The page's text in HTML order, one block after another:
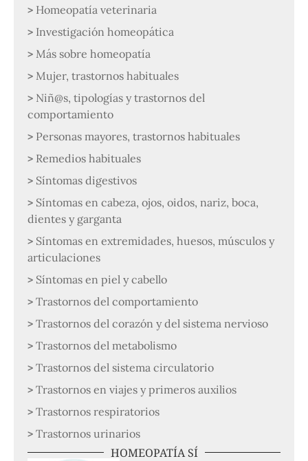
Homeopatía veterinaria
Investigación homeopática
Más sobre homeopatía
Mujer, trastornos habituales
Niñ@s, tipologías y trastornos del
comportamiento
Personas mayores, trastornos habituales
Remedios habituales
Síntomas digestivos
Síntomas en cabeza, ojos, oidos, nariz, boca,
dientes y garganta
Síntomas en extremidades, huesos, músculos y
articulaciones
Síntomas en piel y cabello
Trastornos del comportamiento
Trastornos del corazón y del sistema nervioso
Trastornos del metabolismo
Trastornos del sistema circulatorio
Trastornos en viajes y primeros auxilios
Trastornos respiratorios
Trastornos urinarios
HOMEOPATÍA SÍ